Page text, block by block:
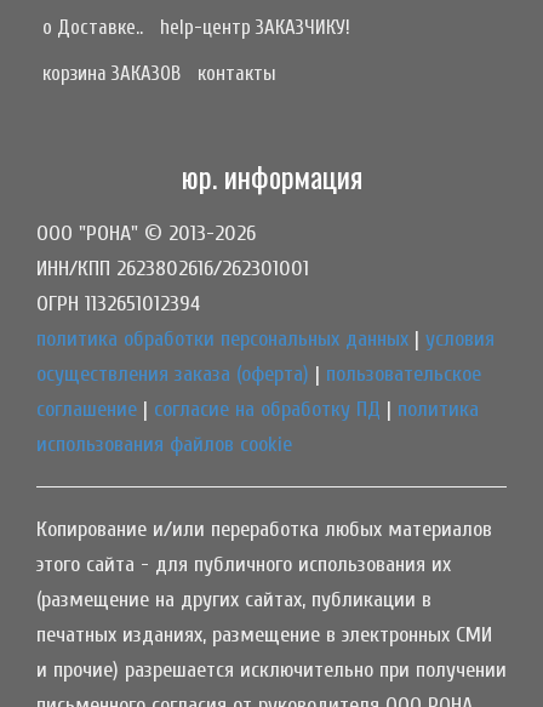
о Доставке..
help-центр ЗАКАЗЧИКУ!
корзина ЗАКАЗОВ
контакты
юр. информация
ООО "РОНА" © 2013-2026
ИНН/КПП 2623802616/262301001
ОГРН 1132651012394
политика обработки персональных данных | условия
осуществления заказа (оферта) | пользовательское
соглашение | согласие на обработку ПД | политика
использования файлов cookie
Копирование и/или переработка любых материалов
этого сайта - для публичного использования их
(размещение на других сайтах, публикации в
печатных изданиях, размещение в электронных СМИ
и прочие) разрешается исключительно при получении